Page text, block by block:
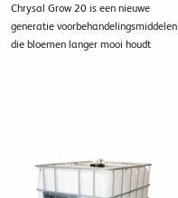
Chrysal Grow 20 is een nieuwe
generatie voorbehandelingsmiddelen
die bloemen langer mooi houdt